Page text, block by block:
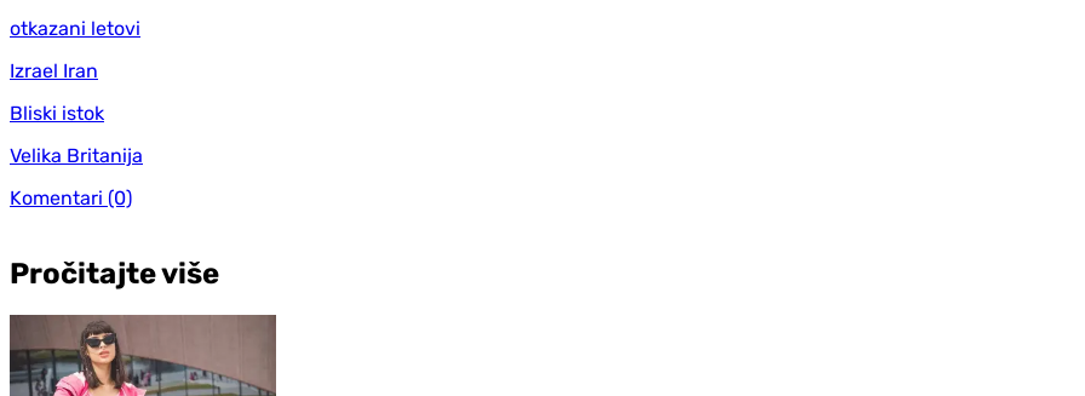
otkazani letovi
Izrael Iran
Bliski istok
Velika Britanija
Komentari (0)
Pročitajte više